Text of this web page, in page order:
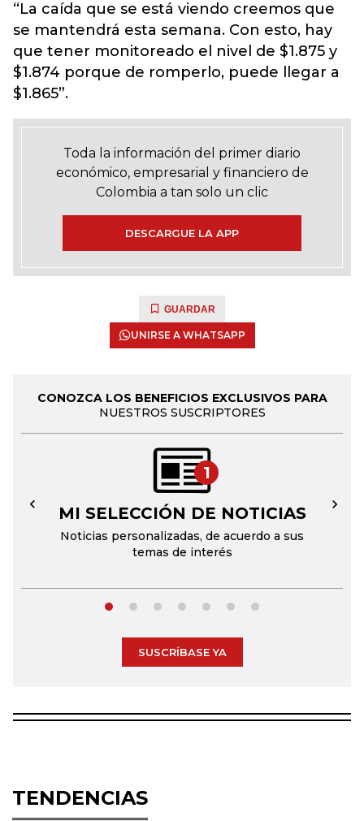
“La caída que se está viendo creemos que
se mantendrá esta semana. Con esto, hay
que tener monitoreado el nivel de $1.875 y
$1.874 porque de romperlo, puede llegar a
$1.865”.
Toda la información del primer diario
económico, empresarial y financiero de
Colombia a tan solo un clic
DESCARGUE LA APP
GUARDAR
UNIRSE A WHATSAPP
CONOZCA LOS BENEFICIOS EXCLUSIVOS PARA
NUESTROS SUSCRIPTORES
1
MI SELECCIÓN DE NOTICIAS
Noticias personalizadas, de acuerdo a sus
temas de interés
← →
SUSCRÍBASE YA
TENDENCIAS